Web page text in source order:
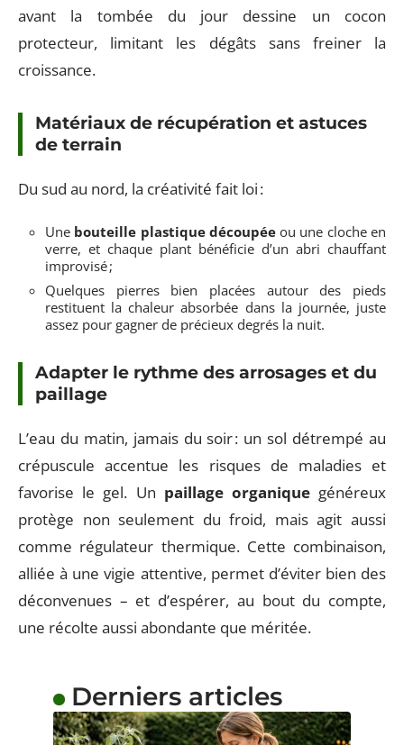
avant la tombée du jour dessine un cocon
protecteur, limitant les dégâts sans freiner la
croissance.
Matériaux de récupération et astuces
de terrain
Du sud au nord, la créativité fait loi :
Une bouteille plastique découpéeou une cloche en
verre, et chaque plant bénéficie d’un abri chauffant
improvisé ;
Quelques pierres bien placées autour des pieds
restituent la chaleur absorbée dans la journée, juste
assez pour gagner de précieux degrés la nuit.
Adapter le rythme des arrosages et du
paillage
L’eau du matin, jamais du soir : un sol détrempé au
crépuscule accentue les risques de maladies et
favorise le gel. Un paillage organiquegénéreux
protège non seulement du froid, mais agit aussi
comme régulateur thermique. Cette combinaison,
alliée à une vigie attentive, permet d’éviter bien des
déconvenues – et d’espérer, au bout du compte,
une récolte aussi abondante que méritée.
Derniers articles